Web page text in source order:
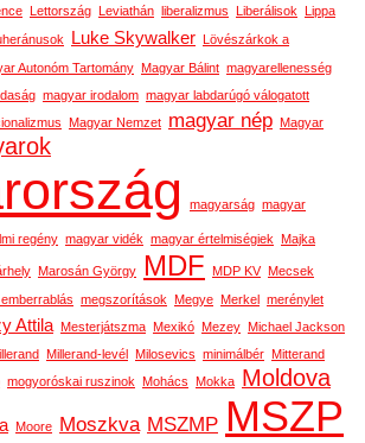
Lettország Leviathán liberalizmus Liberálisok Lippa
Luke Skywalker Lövészárkok a
Autonóm Tartomány Magyar Bálint magyarellenesség
magyar irodalom magyar labdarúgó válogatott
Magyar Nemzet magyar nép Magyar
magyarság magyar
regény magyar vidék magyar értelmiségiek Majka
Marosán György MDF MDP KV Mecsek
megszorítások Megye Merkel merénylet
Attila Mesterjátszma Mexikó Mezey Michael Jackson
Millerand-levél Milosevics minimálbér Mitterand
mogyoróskai ruszinok Mohács Mokka Moldova
Moore Moszkva MSZMP MSZP